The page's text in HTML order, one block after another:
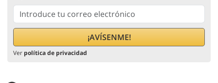
Ver política de privacidad